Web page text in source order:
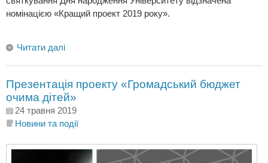
номінацією «Кращий проект 2019 року».
Читати далі
Презентація проекту «Громадський бюджет
очима дітей»
24 травня 2019
Новини та події